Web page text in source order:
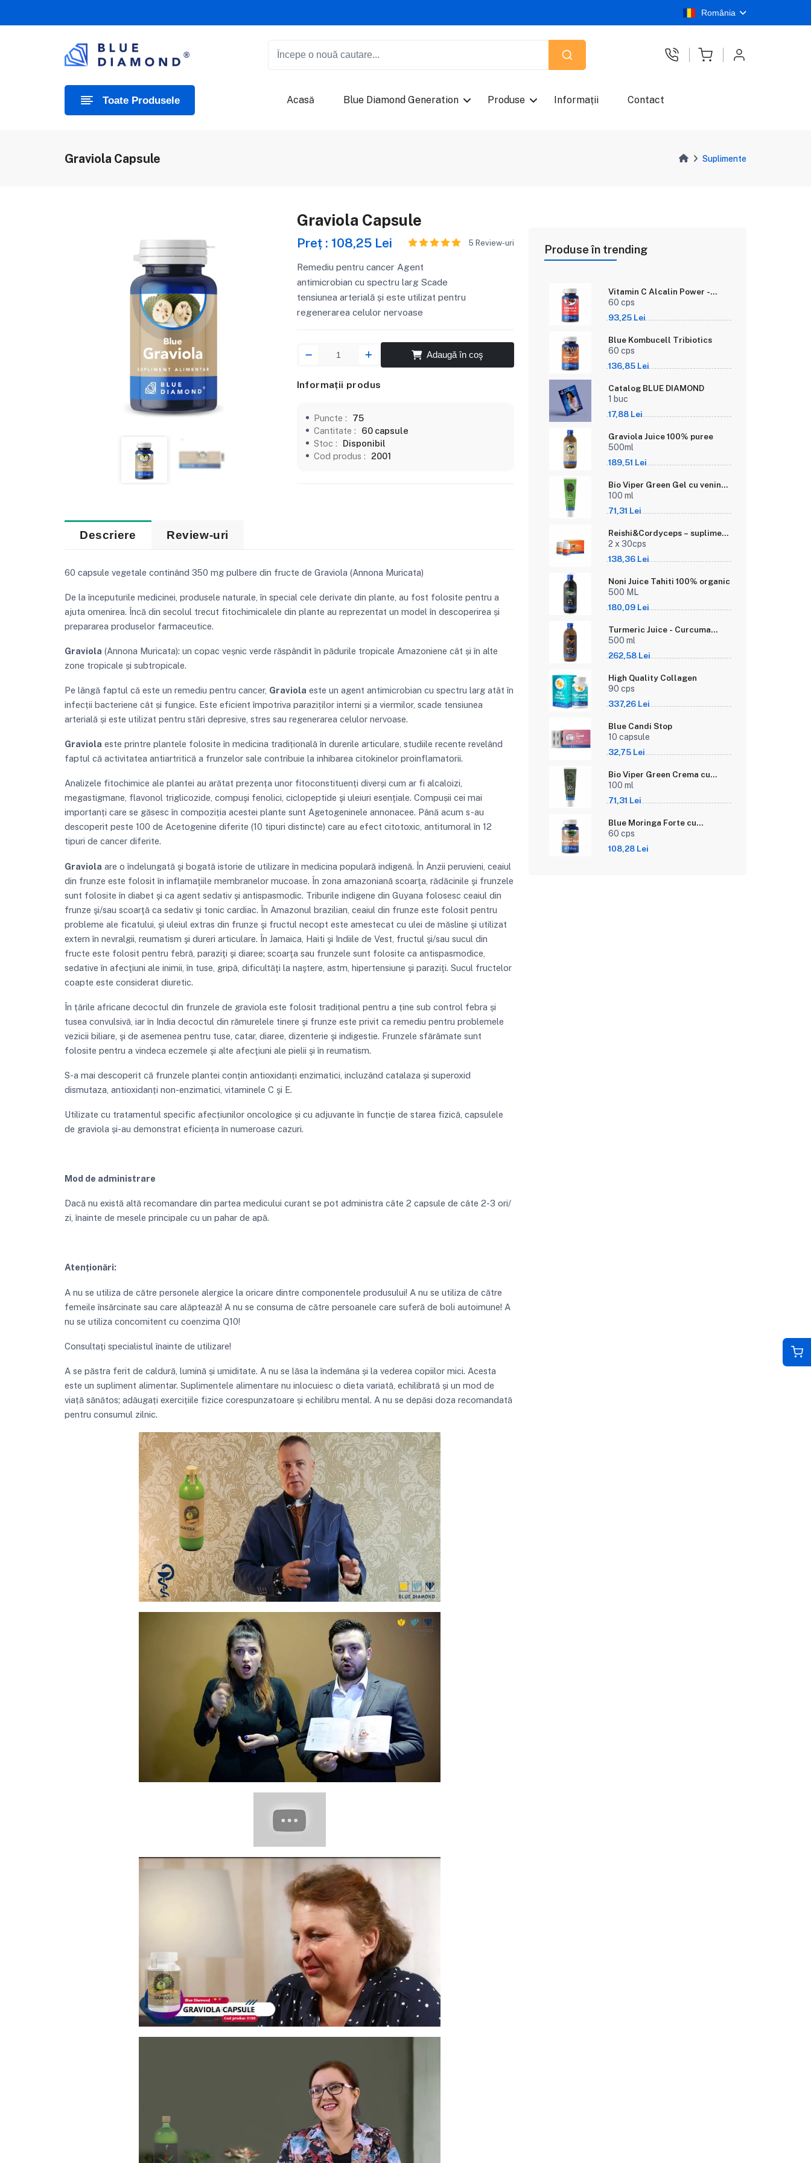
România
Toate Produsele Acasă Blue Diamond Generation Produse Informații Contact
Graviola Capsule Suplimente
Graviola Capsule
Preț : 108,25 Lei 5 Review-uri
Remediu pentru cancer Agent
antimicrobian cu spectru larg Scade
tensiunea arterială și este utilizat pentru
regenerarea celulor nervoase
Adaugă în coş
Informații produs
Puncte :
75
Cantitate :
60 capsule
Stoc :
Disponibil
Cod produs :
2001
Descriere Review-uri
60 capsule vegetale continând 350 mg pulbere din fructe de Graviola (Annona Muricata)
De la începuturile medicinei, produsele naturale, în special cele derivate din plante, au fost folosite pentru a
ajuta omenirea. Încă din secolul trecut fitochimicalele din plante au reprezentat un model în descoperirea și
prepararea produselor farmaceutice.
Graviola (Annona Muricata): un copac veșnic verde răspândit în pădurile tropicale Amazoniene cât și în alte
zone tropicale și subtropicale.
Pe lângă faptul că este un remediu pentru cancer, Graviola este un agent antimicrobian cu spectru larg atât în
infecții bacteriene cât și fungice. Este eficient împotriva paraziților interni și a viermilor, scade tensiunea
arterială și este utilizat pentru stări depresive, stres sau regenerarea celulor nervoase.
Graviola este printre plantele folosite în medicina tradițională în durerile articulare, studiile recente revelând
faptul că activitatea antiartritică a frunzelor sale contribuie la inhibarea citokinelor proinflamatorii.
Analizele fitochimice ale plantei au arătat prezența unor fitoconstituenți diverși cum ar fi alcaloizi,
megastigmane, flavonol triglicozide, compuşi fenolici, ciclopeptide şi uleiuri esenţiale. Compușii cei mai
importanți care se găsesc în compoziția acestei plante sunt Agetogeninele annonacee. Până acum s-au
descoperit peste 100 de Acetogenine diferite (10 tipuri distincte) care au efect citotoxic, antitumoral în 12
tipuri de cancer diferite.
Graviola are o îndelungată şi bogată istorie de utilizare în medicina populară indigenă. În Anzii peruvieni, ceaiul
din frunze este folosit în inflamaţiile membranelor mucoase. În zona amazoniană scoarţa, rădăcinile şi frunzele
sunt folosite în diabet şi ca agent sedativ şi antispasmodic. Triburile indigene din Guyana folosesc ceaiul din
frunze şi/sau scoarţă ca sedativ şi tonic cardiac. În Amazonul brazilian, ceaiul din frunze este folosit pentru
probleme ale ficatului, şi uleiul extras din frunze şi fructul necopt este amestecat cu ulei de măsline şi utilizat
extern în nevralgii, reumatism şi dureri articulare. În Jamaica, Haiti şi Indiile de Vest, fructul şi/sau sucul din
fructe este folosit pentru febră, paraziţi şi diaree; scoarţa sau frunzele sunt folosite ca antispasmodice,
sedative în afecţiuni ale inimii, în tuse, gripă, dificultăţi la naştere, astm, hipertensiune şi paraziţi. Sucul fructelor
coapte este considerat diuretic.
În țările africane decoctul din frunzele de graviola este folosit tradițional pentru a ține sub control febra și
tusea convulsivă, iar în India decoctul din rămurelele tinere şi frunze este privit ca remediu pentru problemele
vezicii biliare, şi de asemenea pentru tuse, catar, diaree, dizenterie şi indigestie. Frunzele sfărâmate sunt
folosite pentru a vindeca eczemele şi alte afecţiuni ale pielii şi în reumatism.
S-a mai descoperit că frunzele plantei conțin antioxidanți enzimatici, incluzând catalaza și superoxid
dismutaza, antioxidanți non-enzimatici, vitaminele C şi E.
Utilizate cu tratamentul specific afecțiunilor oncologice și cu adjuvante în funcție de starea fizică, capsulele
de graviola și-au demonstrat eficiența în numeroase cazuri.
Mod de administrare
Dacă nu există altă recomandare din partea medicului curant se pot administra câte 2 capsule de câte 2-3 ori/
zi, înainte de mesele principale cu un pahar de apă.
Atenționări:
A nu se utiliza de către personele alergice la oricare dintre componentele produsului! A nu se utiliza de către
femeile însărcinate sau care alăptează! A nu se consuma de către persoanele care suferă de boli autoimune! A
nu se utiliza concomitent cu coenzima Q10!
Consultați specialistul înainte de utilizare!
A se păstra ferit de caldură, lumină și umiditate. A nu se lăsa la îndemâna și la vederea copiilor mici. Acesta
este un supliment alimentar. Suplimentele alimentare nu inlocuiesc o dieta variată, echilibrată și un mod de
viață sănătos; adăugați exercițiile fizice corespunzatoare și echilibru mental. A nu se depăsi doza recomandată
pentru consumul zilnic.
Produse în trending
Vitamin C Alcalin Power -
Vitamina C din ascorbat de
60 cps
93,25 Lei
Blue Kombucell Tribiotics
60 cps
136,85 Lei
Catalog BLUE DIAMOND
1 buc
17,88 Lei
Graviola Juice 100% puree
500ml
189,51 Lei
Bio Viper Green Gel cu venin
de vipera si propolis verde
100 ml
71,31 Lei
Reishi&Cordyceps – supliment
alimentar
2 x 30cps
138,36 Lei
Noni Juice Tahiti 100% organic
500 ML
180,09 Lei
Turmeric Juice - Curcuma
longa 100% pur
500 ml
262,58 Lei
High Quality Collagen
90 cps
337,26 Lei
Blue Candi Stop
10 capsule
32,75 Lei
Bio Viper Green Crema cu
venin de vipera si propolis
100 ml
71,31 Lei
Blue Moringa Forte cu
Propolis Verde Brazilian
60 cps
108,28 Lei